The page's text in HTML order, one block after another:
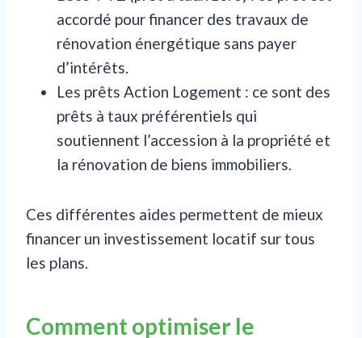
accordé pour financer des travaux de
rénovation énergétique sans payer
d’intérêts.
Les prêts Action Logement : ce sont des
prêts à taux préférentiels qui
soutiennent l’accession à la propriété et
la rénovation de biens immobiliers.
Ces différentes aides permettent de mieux
financer un investissement locatif sur tous
les plans.
Comment optimiser le